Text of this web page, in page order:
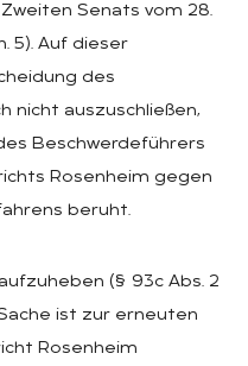
Senats vom 28.
5). Auf dieser
des
nicht auszuschließen,
Beschwerdeführers
Rosenheim gegen
beruht.
(§ 93c Abs. 2
Sache ist zur erneuten
Rosenheim